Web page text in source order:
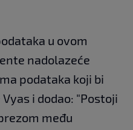
u ovom
nadolazeće
podataka koji bi
i dodao: "Postoji
među